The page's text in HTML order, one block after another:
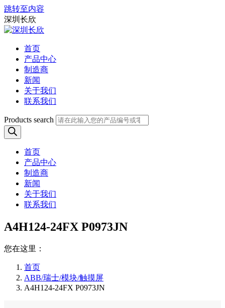
跳转至内容
深圳长欣
首页
产品中心
制造商
新闻
关于我们
联系我们
Products search
首页
产品中心
制造商
新闻
关于我们
联系我们
A4H124-24FX P0973JN
您在这里：
首页
ABB/瑞士/模块/触摸屏
A4H124-24FX P0973JN